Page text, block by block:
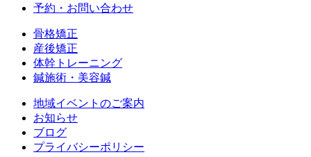
予約・お問い合わせ
骨格矯正
産後矯正
体幹トレーニング
鍼施術・美容鍼
地域イベントのご案内
お知らせ
ブログ
プライバシーポリシー